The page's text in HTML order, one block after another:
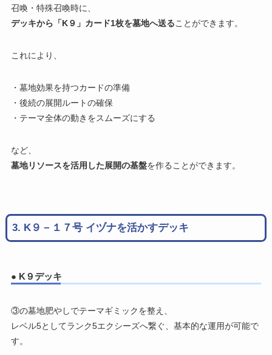
召喚・特殊召喚時に、
デッキから「K９」カード1枚を墓地へ送ることができます。
これにより、
・墓地効果を持つカードの準備
・後続の展開ルートの確保
・テーマ全体の動きをスムーズにする
など、
墓地リソースを活用した展開の基盤を作ることができます。
3. K９－１７号 イヅナを活かすデッキ
● K９デッキ
③の墓地肥やしでテーマギミックを整え、
レベル5としてランク5エクシーズへ繋ぐ、基本的な運用が可能で
す。